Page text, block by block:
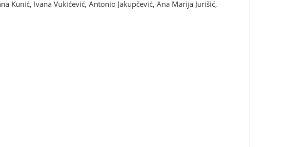
Kunić, Ivana Vukićević, Antonio Jakupčević, Ana Marija Jurišić,